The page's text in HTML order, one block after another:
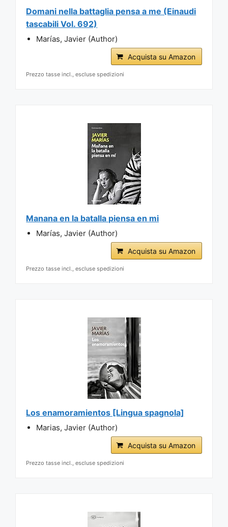
Domani nella battaglia pensa a me (Einaudi
tascabili Vol. 692)
Marías, Javier (Author)
Acquista su Amazon
Prezzo tasse incl., escluse spedizioni
Manana en la batalla piensa en mi
Marías, Javier (Author)
Acquista su Amazon
Prezzo tasse incl., escluse spedizioni
Los enamoramientos [Lingua spagnola]
Marias, Javier (Author)
Acquista su Amazon
Prezzo tasse incl., escluse spedizioni